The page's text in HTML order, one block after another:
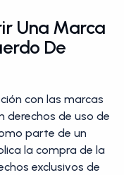
Una Marca
De
con las marcas
derechos de uso de
parte de un
la compra de la
exclusivos de